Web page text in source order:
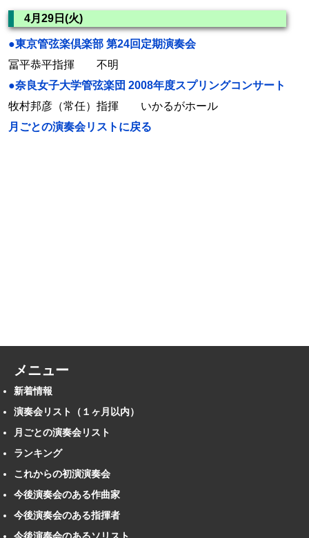
4月29日(火)
●東京管弦楽倶楽部 第24回定期演奏会
冨平恭平指揮 不明
●奈良女子大学管弦楽団 2008年度スプリングコンサート
牧村邦彦（常任）指揮 いかるがホール
月ごとの演奏会リストに戻る
メニュー
新着情報
演奏会リスト（１ヶ月以内）
月ごとの演奏会リスト
ランキング
これからの初演演奏会
今後演奏会のある作曲家
今後演奏会のある指揮者